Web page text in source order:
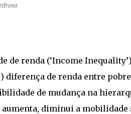
de renda (‘Income
diferença de renda entre
de mudança na
aumenta, diminui a